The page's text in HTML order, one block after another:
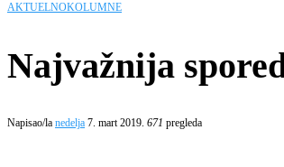
AKTUELNOKOLUMNE
Najvažnija
Napisao/la nedelja 7. mart 2019. 671 pregleda